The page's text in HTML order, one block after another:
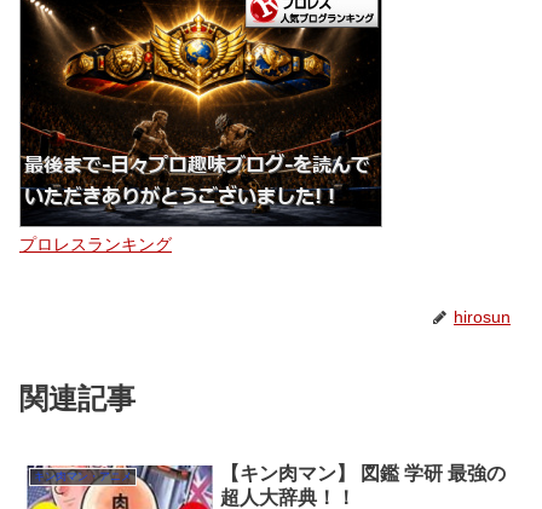
プロレスランキング
hirosun
関連記事
キン肉マン・アニメ
【キン肉マン】 図鑑 学研 最強の
超人大辞典！！